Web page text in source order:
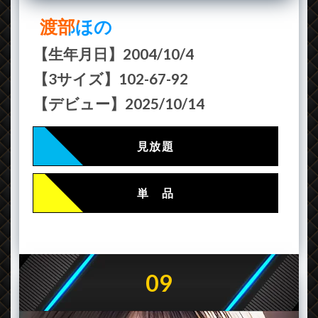
渡部ほの
【生年月日】2004/10/4
【3サイズ】102-67-92
【デビュー】2025/10/14
見放題
単 品
09